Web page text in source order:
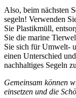
Also, beim nächsten
segeln! Verwenden
Sie Plastikmüll,
Sie die marine
Sie sich für Umwelt-
einen Unterschied
nachhaltiges Segeln
Gemeinsam können
einsetzen und die